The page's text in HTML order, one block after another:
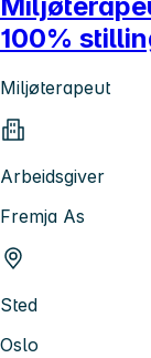
100%
Miljøterapeut
Arbeidsgiver
Fremja As
Sted
Oslo